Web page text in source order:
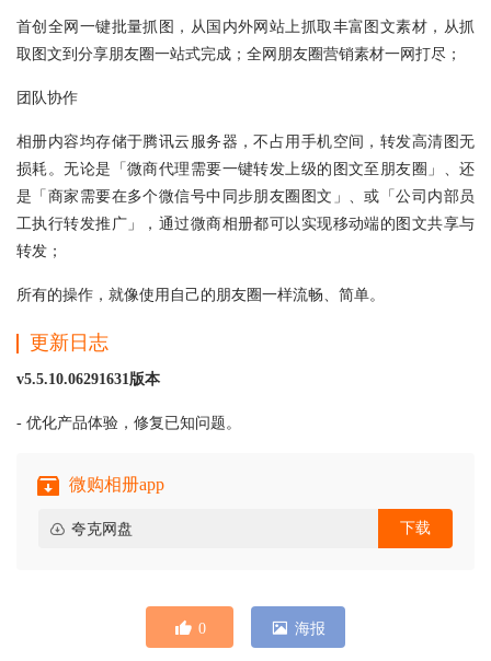
首创全网一键批量抓图，从国内外网站上抓取丰富图文素材，从抓
取图文到分享朋友圈一站式完成；全网朋友圈营销素材一网打尽；
团队协作
相册内容均存储于腾讯云服务器，不占用手机空间，转发高清图无
损耗。无论是「微商代理需要一键转发上级的图文至朋友圈」、还
是「商家需要在多个微信号中同步朋友圈图文」、或「公司内部员
工执行转发推广」，通过微商相册都可以实现移动端的图文共享与
转发；
所有的操作，就像使用自己的朋友圈一样流畅、简单。
更新日志
v5.5.10.06291631版本
- 优化产品体验，修复已知问题。
微购相册app
夸克网盘 下载
0 海报